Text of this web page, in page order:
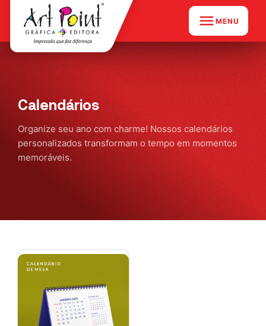
MENU
Calendários
Organize seu ano com charme! Nossos calendários
personalizados transformam o tempo em momentos
memoráveis.